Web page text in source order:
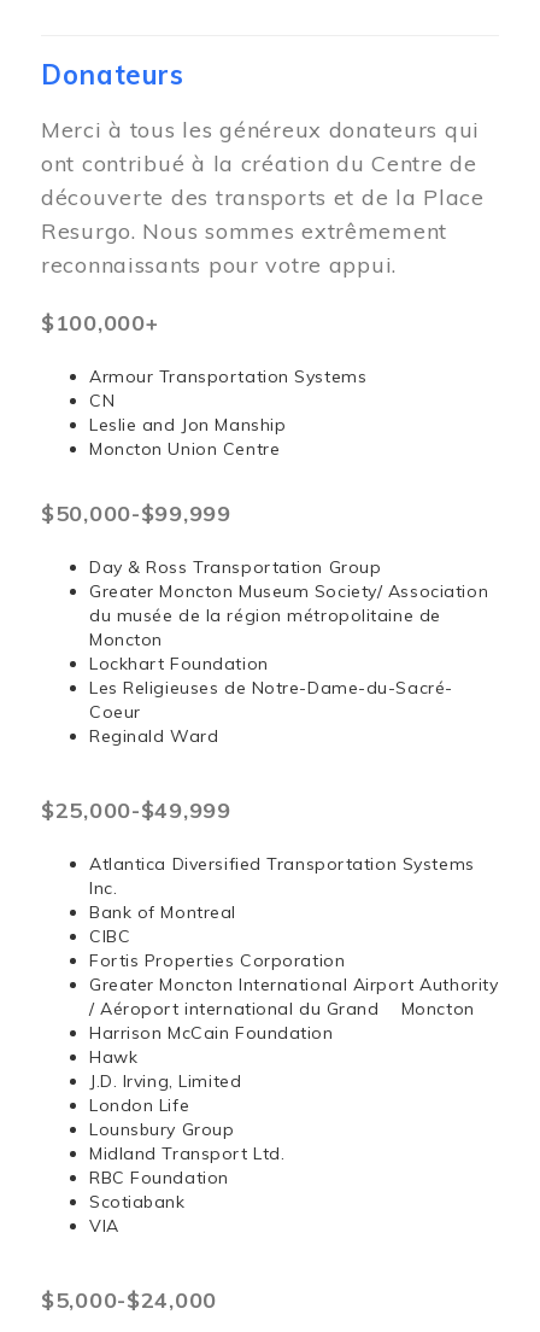
Donateurs
Merci à tous les généreux donateurs qui
ont contribué à la création du Centre de
découverte des transports et de la Place
Resurgo. Nous sommes extrêmement
reconnaissants pour votre appui.
$100,000+
Armour Transportation Systems
CN
Leslie and Jon Manship
Moncton Union Centre
$50,000-$99,999
Day & Ross Transportation Group
Greater Moncton Museum Society/ Association
du musée de la région métropolitaine de
Moncton
Lockhart Foundation
Les Religieuses de Notre-Dame-du-Sacré-
Coeur
Reginald Ward
$25,000-$49,999
Atlantica Diversified Transportation Systems
Inc.
Bank of Montreal
CIBC
Fortis Properties Corporation
Greater Moncton International Airport Authority
/ Aéroport international du Grand Moncton
Harrison McCain Foundation
Hawk
J.D. Irving, Limited
London Life
Lounsbury Group
Midland Transport Ltd.
RBC Foundation
Scotiabank
VIA
$5,000-$24,000